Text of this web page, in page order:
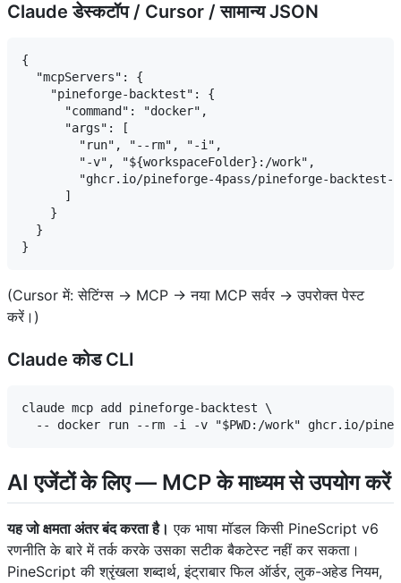
Claude डेस्कटॉप / Cursor / सामान्य JSON
{
  "mcpServers": {
    "pineforge-backtest": {
      "command": "docker",
      "args": [
        "run", "--rm", "-i",
        "-v", "${workspaceFolder}:/work",
"ghcr.io/pineforge-4pass/pineforge-backtest-
      ]
    }
  }
(Cursor में: सेटिंग्स → MCP → नया MCP सर्वर → उपरोक्त पेस्ट
करें।)
Claude कोड CLI
claude mcp add pineforge-backtest \
AI एजेंटों के लिए — MCP के माध्यम से उपयोग करें
यह जो क्षमता अंतर बंद करता है। एक भाषा मॉडल किसी PineScript v6
रणनीति के बारे में तर्क करके उसका सटीक बैकटेस्ट नहीं कर सकता।
PineScript की श्रृंखला शब्दार्थ, इंट्राबार फिल ऑर्डर, लुक-अहेड नियम,